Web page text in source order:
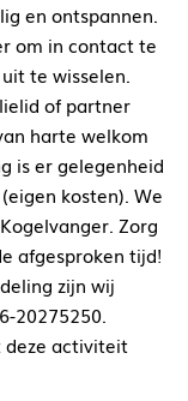
en ontspannen.
om in contact te
te wisselen.
of partner
harte welkom
is er gelegenheid
kosten). We
Zorg
afgesproken tijd!
zijn wij
20275250.
deze activiteit